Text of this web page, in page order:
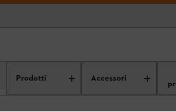
Prodotti Accessori